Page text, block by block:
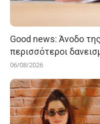
Good news: Άνοδο
περισσότεροι
06/08/2026